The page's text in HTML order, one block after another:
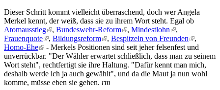
Dieser Schritt kommt vielleicht überraschend, doch wer Angela
Merkel kennt, der weiß, dass sie zu ihrem Wort steht. Egal ob
Atomausstieg(link is external)
, Bundeswehr-Reform(link is external)
, Mindestlohn(link is external)
,
Frauenquote(link is external)
, Bildungsreform(link is external)
, Bespitzeln von Freunden(link is
external)
,
Homo-Ehe(link is external)
- Merkels Positionen sind seit jeher felsenfest und
unverrückbar. "Der Wähler erwartet schließlich, dass man zu seinem
Wort steht", rechtfertigt sie ihre Haltung. "Dafür kennt man mich,
deshalb werde ich ja auch gewählt", und da die Maut ja nun wohl
komme, müsse eben sie gehen. rm